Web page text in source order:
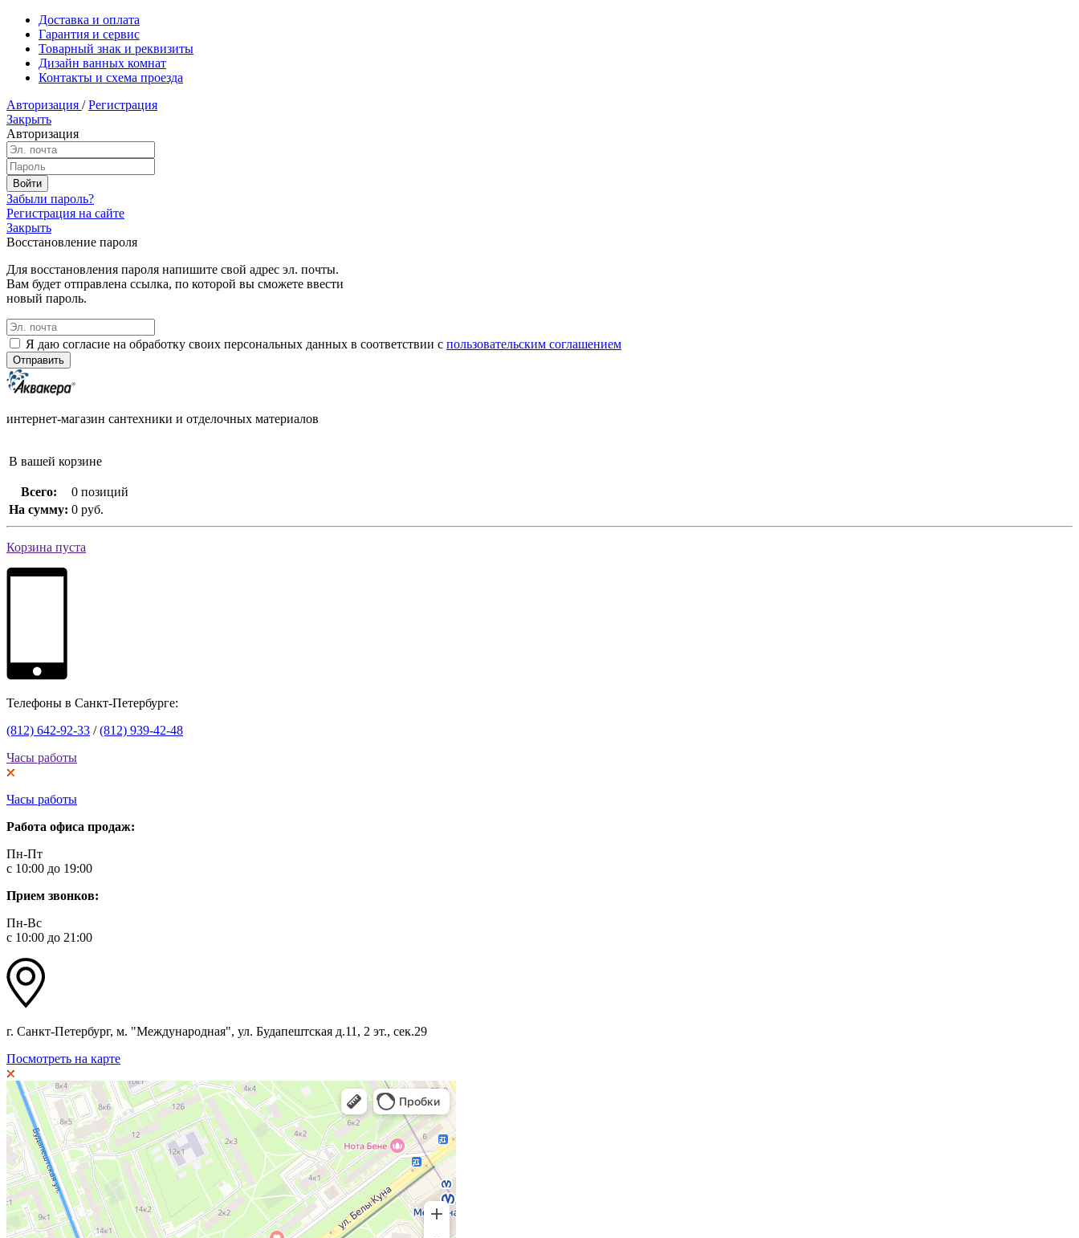
Доставка и оплата
Гарантия и сервис
Товарный знак и реквизиты
Дизайн ванных комнат
Контакты и схема проезда
Авторизация / Регистрация
Закрыть
Авторизация
Забыли пароль?
Регистрация на сайте
Закрыть
Восстановление пароля
Для восстановления пароля напишите свой адрес эл. почты.
Вам будет отправлена ссылка, по которой вы сможете ввести
новый пароль.
Я даю согласие на обработку своих персональных данных в соответствии с пользовательским соглашением
интернет-магазин сантехники и отделочных материалов
В вашей корзине
Всего:
0 позиций
На сумму: 0 руб.
Корзина пуста
Телефоны в Санкт-Петербурге:
(812) 642-92-33 /(812) 939-42-48
Часы работы
Часы работы
Работа офиса продаж:
Пн-Пт
с 10:00 до 19:00
Прием звонков:
Пн-Вс
с 10:00 до 21:00
г. Санкт-Петербург, м. "Международная", ул. Будапештская д.11, 2 эт., сек.29
Посмотреть на карте